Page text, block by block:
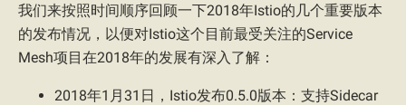
我们来按照时间顺序回顾一下2018年Istio的几个重要版本
的发布情况，以便对Istio这个目前最受关注的Service
Mesh项目在2018年的发展有深入了解：
2018年1月31日，Istio发布0.5.0版本：支持Sidecar